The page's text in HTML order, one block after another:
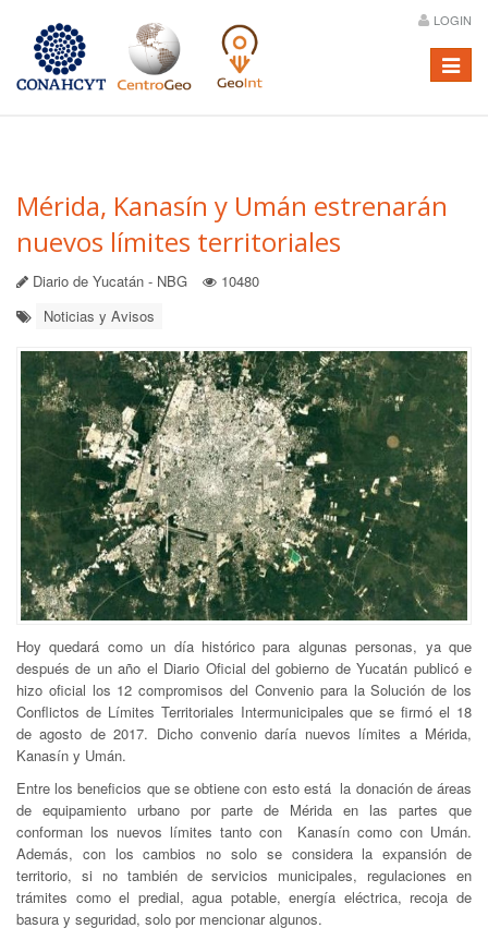
LOGIN
Menú
Mérida, Kanasín y Umán estrenarán
nuevos límites territoriales
Diario de Yucatán - NBG
10480
Noticias y Avisos
Hoy quedará como un día histórico para algunas personas, ya que
después de un año el Diario Oficial del gobierno de Yucatán publicó e
hizo oficial los 12 compromisos del Convenio para la Solución de los
Conflictos de Límites Territoriales Intermunicipales que se firmó el 18
de agosto de 2017. Dicho convenio daría nuevos límites a Mérida,
Kanasín y Umán.
Entre los beneficios que se obtiene con esto está la donación de áreas
de equipamiento urbano por parte de Mérida en las partes que
conforman los nuevos límites tanto con Kanasín como con Umán.
Además, con los cambios no solo se considera la expansión de
territorio, si no también de servicios municipales, regulaciones en
trámites como el predial, agua potable, energía eléctrica, recoja de
basura y seguridad, solo por mencionar algunos.